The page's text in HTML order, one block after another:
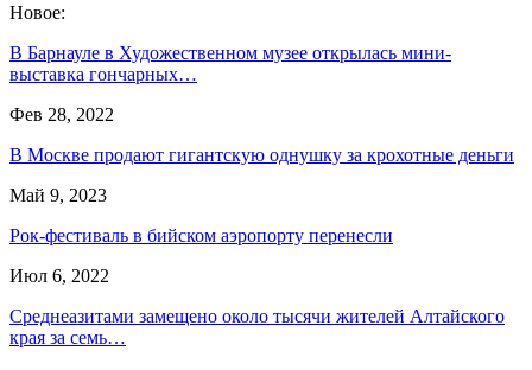
Новое:
В Барнауле в Художественном музее открылась мини-
выставка гончарных…
Фев 28, 2022
В Москве продают гигантскую однушку за крохотные деньги
Май 9, 2023
Рок-фестиваль в бийском аэропорту перенесли
Июл 6, 2022
Среднеазитами замещено около тысячи жителей Алтайского
края за семь…